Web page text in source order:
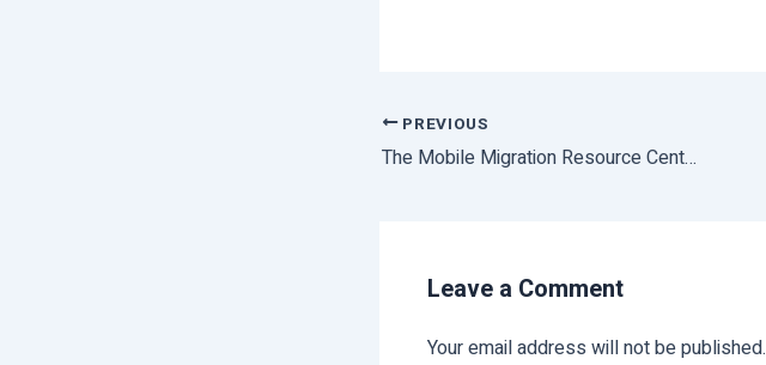
PREVIOUS
The Mobile Migration Resource Centre Van Flagged Off By Deputy CM
Leave a Comment
Your email address will not be published.